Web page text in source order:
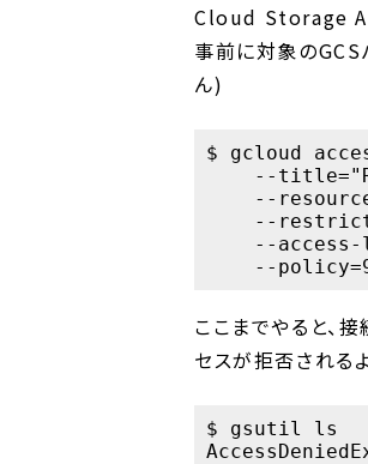
Cloud Storage
事前に対象のGCS
ん)
$ gcloud
--
--
--
--
ここまでやると、
セスが拒否される
$ gsutil ls